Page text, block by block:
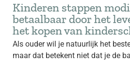
Kinderen stappen
betaalbaar door het
het kopen van
Als ouder wil je natuurlijk het
maar dat betekent niet dat je de